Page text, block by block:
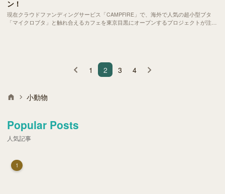
ン！
現在クラウドファンディングサービス「CAMPFIRE」で、海外で人気の超小型ブタ
「マイクロブタ」と触れ合えるカフェを東京目黒にオープンするプロジェクトが注目
1 2 3 4
小動物
Popular Posts
人気記事
1